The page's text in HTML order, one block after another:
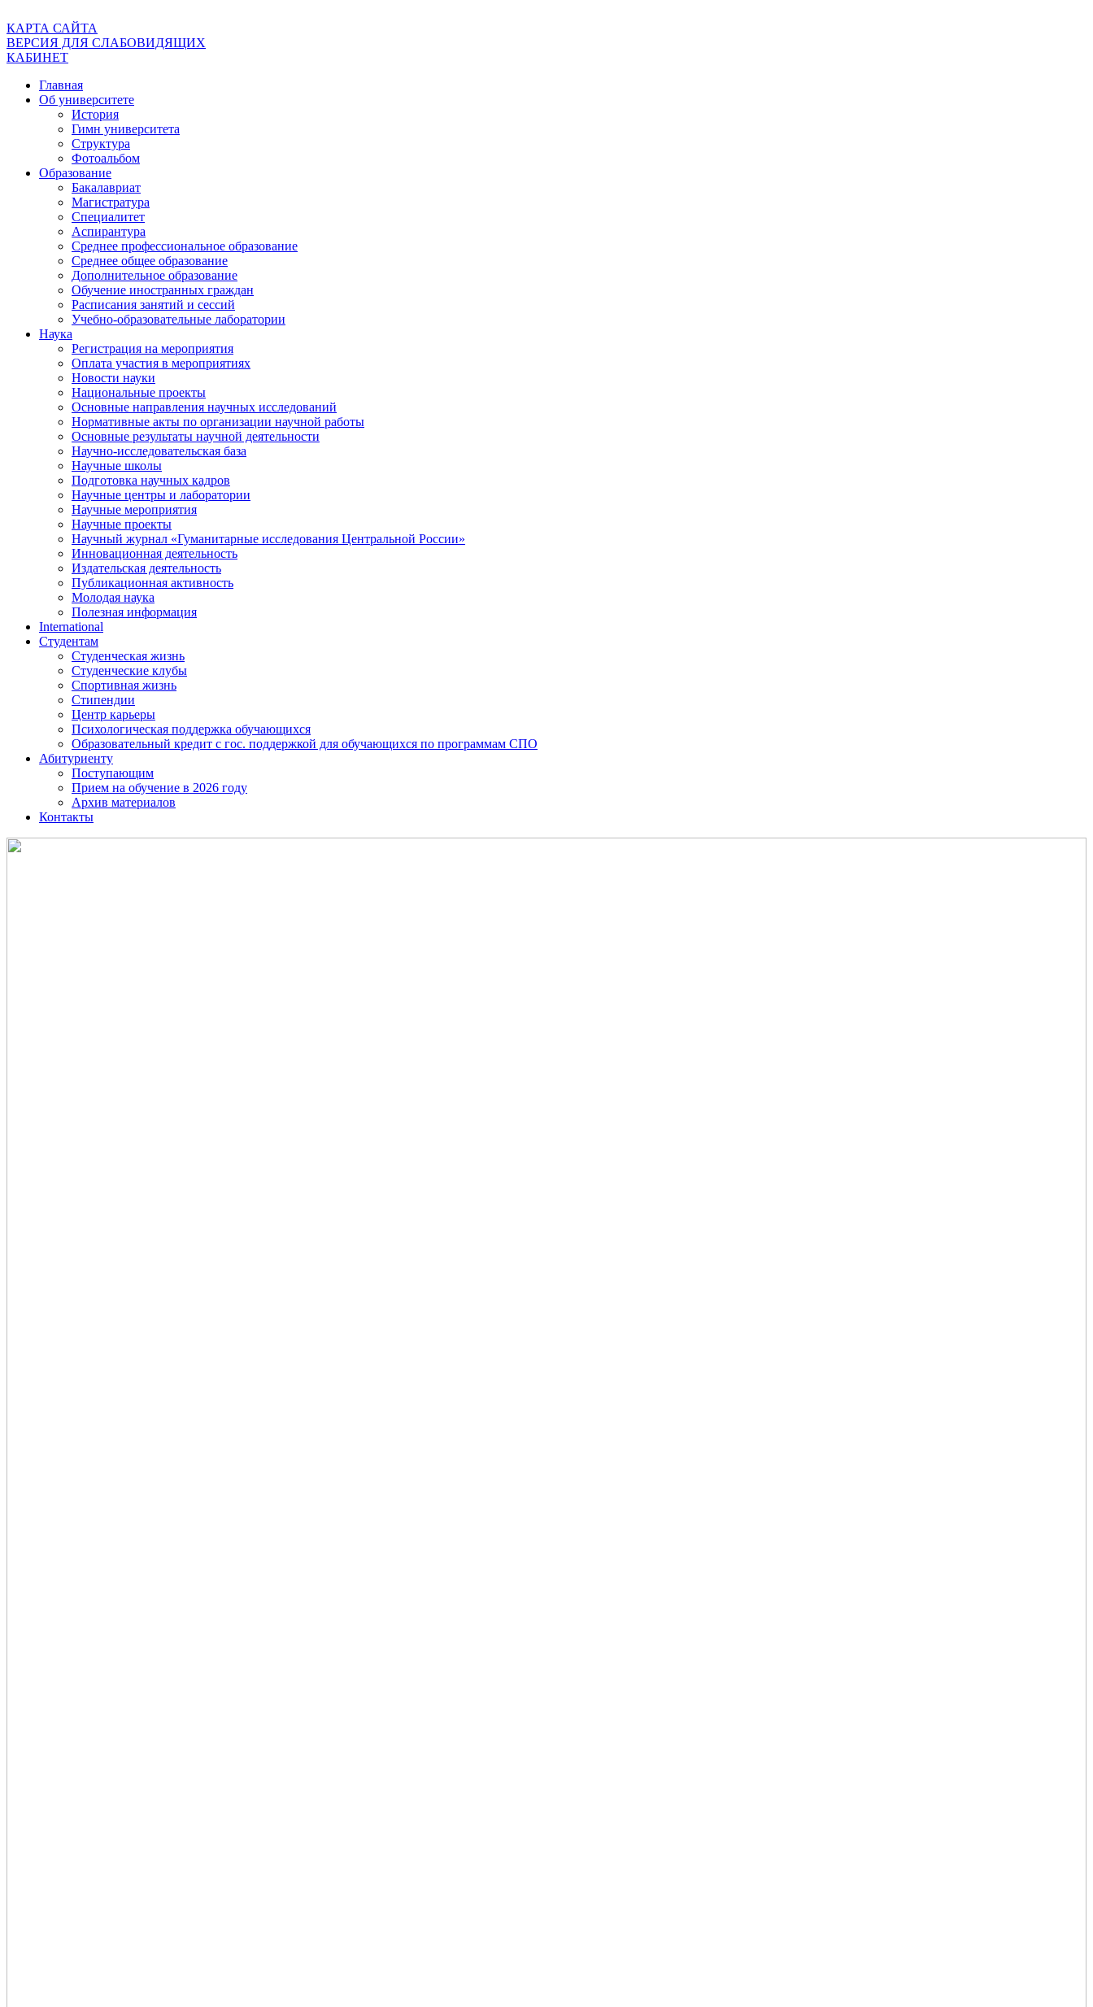
КАРТА САЙТА
ВЕРСИЯ ДЛЯ СЛАБОВИДЯЩИХ
КАБИНЕТ
Главная
Об университете
История
Гимн университета
Структура
Фотоальбом
Образование
Бакалавриат
Магистратура
Специалитет
Аспирантура
Среднее профессиональное образование
Среднее общее образование
Дополнительное образование
Обучение иностранных граждан
Расписания занятий и сессий
Учебно-образовательные лаборатории
Наука
Регистрация на мероприятия
Оплата участия в мероприятиях
Новости науки
Национальные проекты
Основные направления научных исследований
Нормативные акты по организации научной работы
Основные результаты научной деятельности
Научно-исследовательская база
Научные школы
Подготовка научных кадров
Научные центры и лаборатории
Научные мероприятия
Научные проекты
Научный журнал «Гуманитарные исследования Центральной России»
Инновационная деятельность
Издательская деятельность
Публикационная активность
Молодая наука
Полезная информация
International
Студентам
Студенческая жизнь
Студенческие клубы
Спортивная жизнь
Стипендии
Центр карьеры
Психологическая поддержка обучающихся
Образовательный кредит с гос. поддержкой для обучающихся по программам СПО
Абитуриенту
Поступающим
Прием на обучение в 2026 году
Архив материалов
Контакты